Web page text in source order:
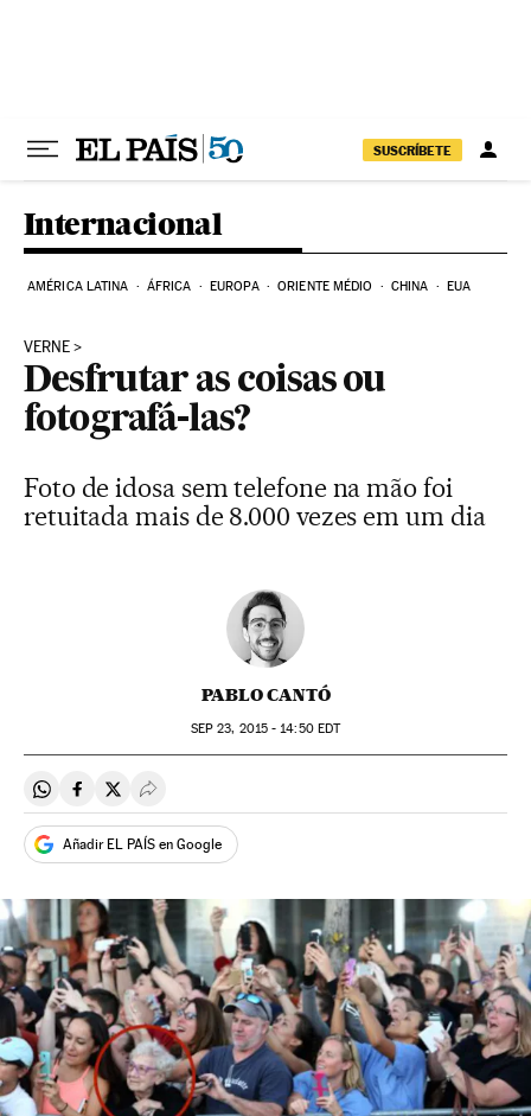
SUSCRÍBETE
Internacional
AMÉRICA LATINA ÁFRICA EUROPA ORIENTE MÉDIO CHINA EUA
VERNE
Desfrutar as coisas ou
fotografá-las?
Foto de idosa sem telefone na mão foi
retuitada mais de 8.000 vezes em um dia
PABLO CANTÓ
SEP 23, 2015 - 14:50EDT
Compartir en Whatsapp
Compartir en Facebook
Compartir en Twitter
Desplegar Redes Sociales
Añadir EL PAÍS en Google